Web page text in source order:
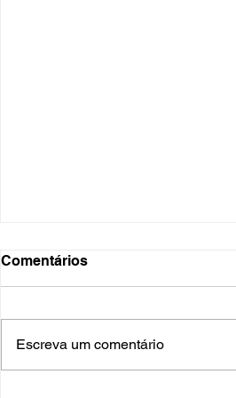
Comentários
Escreva um comentário